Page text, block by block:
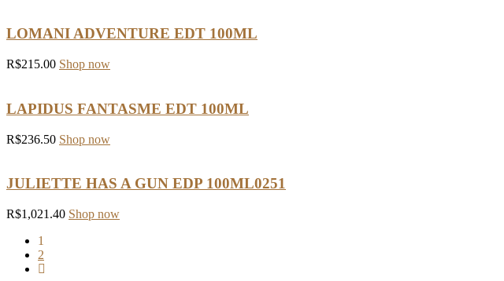
LOMANI ADVENTURE EDT 100ML
R$215.00 Shop now
LAPIDUS FANTASME EDT 100ML
R$236.50 Shop now
JULIETTE HAS A GUN EDP 100ML0251
R$1,021.40 Shop now
1
2